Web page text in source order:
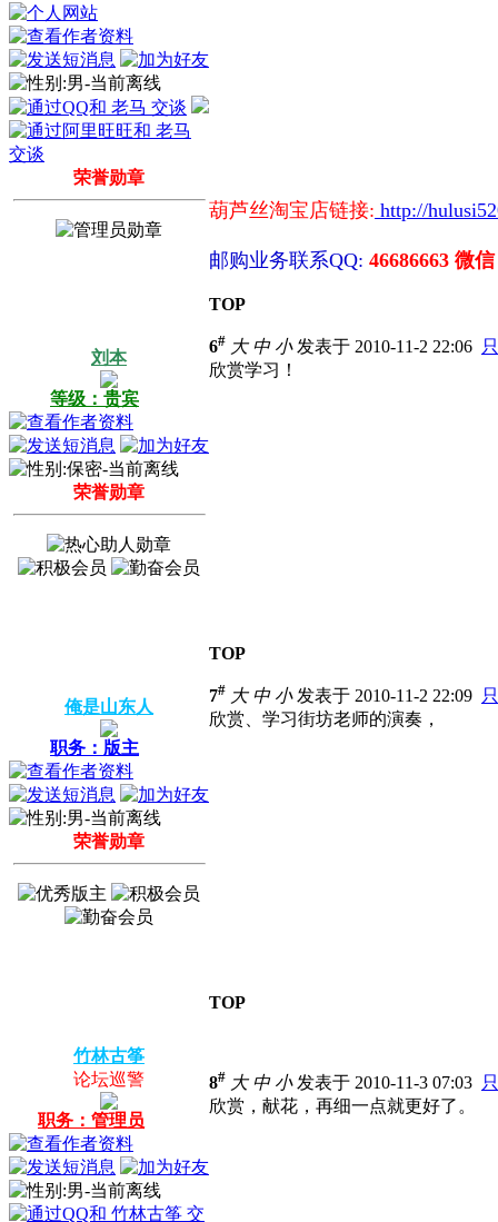
荣誉勋章
葫芦丝淘宝店链接: http://
邮购业务联系QQ: 46686663 微
TOP
刘本
等级：贵宾
荣誉勋章
6# 大 中 小发表于 2010-11-2 22:06
欣赏学习！
TOP
俺是山东人
职务：版主
荣誉勋章
7# 大 中 小发表于 2010-11-2 22:09
欣赏、学习街坊老师的演奏，
TOP
竹林古筝
论坛巡警
职务：管理员
8# 大 中 小发表于 2010-11-3 07:03
欣赏，献花，再细一点就更好了。